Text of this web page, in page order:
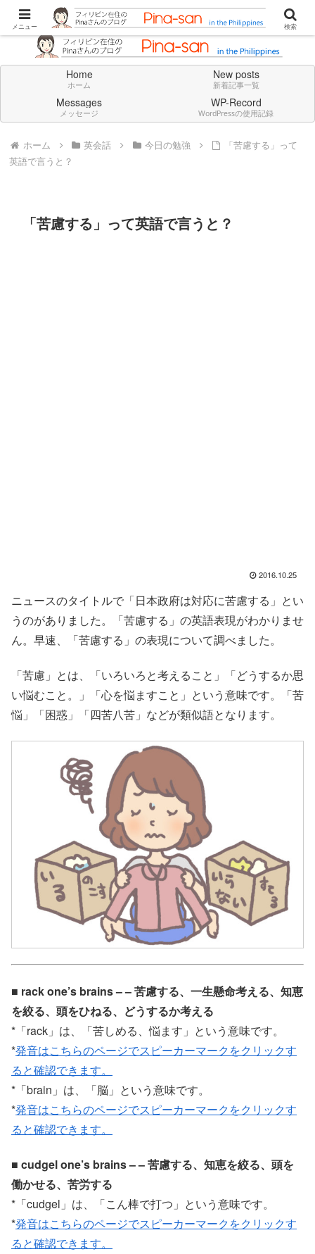
Don't think deeply. Feel always in English.
Home
ホーム
New posts
新着記事一覧
Messages
メッセージ
WP-Record
WordPressの使用記録
ホーム 英会話 今日の勉強
「苦慮する」って
英語で言うと？
「苦慮する」って英語で言うと？
2016.10.25
ニュースのタイトルで「日本政府は対応に苦慮する」とい
うのがありました。「苦慮する」の英語表現がわかりませ
ん。早速、「苦慮する」の表現について調べました。
「苦慮」とは、「いろいろと考えること」「どうするか思
い悩むこと。」「心を悩ますこと」という意味です。「苦
悩」「困惑」「四苦八苦」などが類似語となります。
■ rack one’s brains – – 苦慮する、一生懸命考える、知恵
を絞る、頭をひねる、どうするか考える
*「rack」は、「苦しめる、悩ます」という意味です。
*発音はこちらのページでスピーカーマークをクリックす
ると確認できます。
*「brain」は、「脳」という意味です。
*発音はこちらのページでスピーカーマークをクリックす
ると確認できます。
■ cudgel one’s brains – – 苦慮する、知恵を絞る、頭を
働かせる、苦労する
*「cudgel」は、「こん棒で打つ」という意味です。
*発音はこちらのページでスピーカーマークをクリックす
ると確認できます。
メニュー 検索